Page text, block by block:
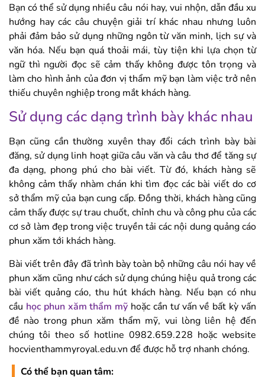
Bạn có thể sử dụng nhiều câu nói hay, vui nhộn, dẫn đầu xu
hướng hay các câu chuyện giải trí khác nhau nhưng luôn
phải đảm bảo sử dụng những ngôn từ văn minh, lịch sự và
văn hóa. Nếu bạn quá thoải mái, tùy tiện khi lựa chọn từ
ngữ thì người đọc sẽ cảm thấy không được tôn trọng và
làm cho hình ảnh của đơn vị thẩm mỹ bạn làm việc trở nên
thiếu chuyên nghiệp trong mắt khách hàng.
Sử dụng các dạng trình bày khác nhau
Bạn cũng cần thường xuyên thay đổi cách trình bày bài
đăng, sử dụng linh hoạt giữa câu văn và câu thơ để tăng sự
đa dạng, phong phú cho bài viết. Từ đó, khách hàng sẽ
không cảm thấy nhàm chán khi tìm đọc các bài viết do cơ
sở thẩm mỹ của bạn cung cấp. Đồng thời, khách hàng cũng
cảm thấy được sự trau chuốt, chỉnh chu và công phu của các
cơ sở làm đẹp trong việc truyền tải các nội dung quảng cáo
phun xăm tới khách hàng.
Bài viết trên đây đã trình bày toàn bộ những câu nói hay về
phun xăm cũng như cách sử dụng chúng hiệu quả trong các
bài viết quảng cáo, thu hút khách hàng. Nếu bạn có nhu
cầu học phun xăm thẩm mỹ hoặc cần tư vấn về bất kỳ vấn
đề nào trong phun xăm thẩm mỹ, vui lòng liên hệ đến
chúng tôi theo số hotline 0982.659.228 hoặc website
hocvienthammyroyal.edu.vn để được hỗ trợ nhanh chóng.
Có thể bạn quan tâm: